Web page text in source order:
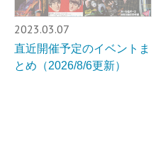
2023.03.07
直近開催予定のイベントま
とめ（2026/8/6更新）